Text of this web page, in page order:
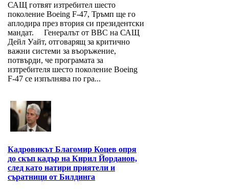
САЩ готвят изтребител шесто
поколение Boeing F-47, Тръмп ще го
аплодира през втория си президентски
мандат. Генералът от ВВС на САЩ
Дейл Уайт, отговарящ за критично
важни системи за въоръжение,
потвърди, че програмата за
изтребителя шесто поколение Boeing
F-47 се изпълнява по гра...
Кадровикът Благомир Коцев опря
до скъп кадър на Кирил Йорданов,
след като натири приятели и
съратници от Билдинга